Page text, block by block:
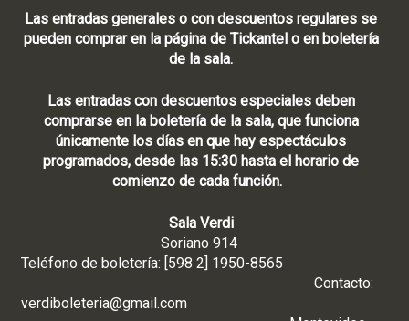
Las entradas generales o con descuentos regulares se
pueden comprar en la página de Tickantel o en boletería
de la sala.
Las entradas con descuentos especiales deben
comprarse en la boletería de la sala, que funciona
únicamente los días en que hay espectáculos
programados, desde las 15:30 hasta el horario de
comienzo de cada función.
Sala Verdi
Soriano 914
Teléfono de boletería: [598 2] 1950-8565
Contacto:
verdiboleteria@gmail.com